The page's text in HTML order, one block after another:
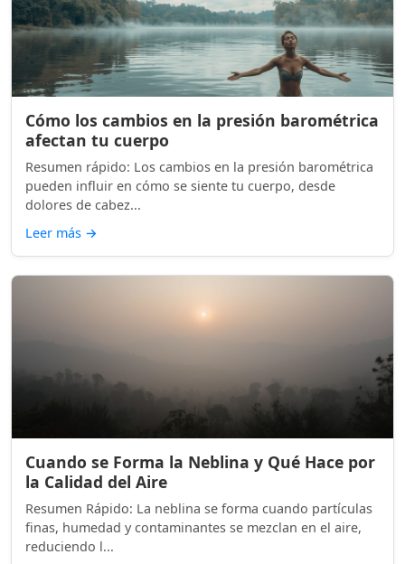
Cómo los cambios en la presión barométrica
afectan tu cuerpo
Resumen rápido: Los cambios en la presión barométrica
pueden influir en cómo se siente tu cuerpo, desde
dolores de cabez...
Leer más →
Cuando se Forma la Neblina y Qué Hace por
la Calidad del Aire
Resumen Rápido: La neblina se forma cuando partículas
finas, humedad y contaminantes se mezclan en el aire,
reduciendo l...